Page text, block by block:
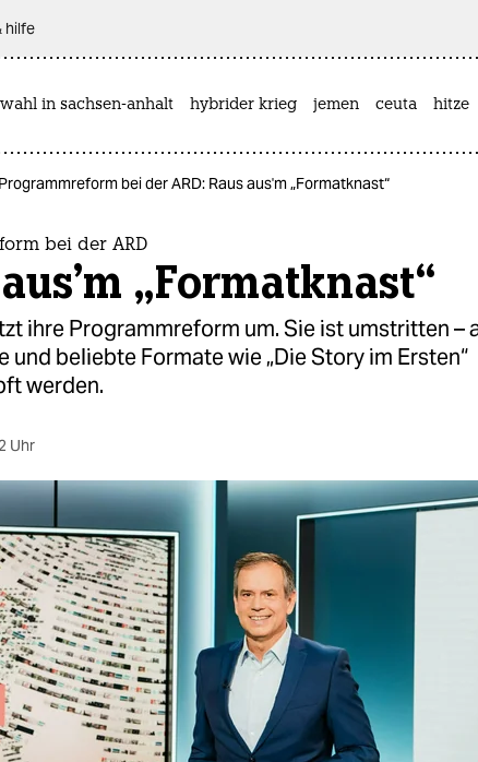
hilfe
in sachsen-anhalt hybrider krieg jemen ceuta hitze
Programmreform bei der ARD: Raus aus'm „Formatknast“
bei der ARD
„Formatknast“
ihre Programmreform um. Sie ist umstritten –
und beliebte Formate wie „Die Story im Ersten“
werden.
Uhr